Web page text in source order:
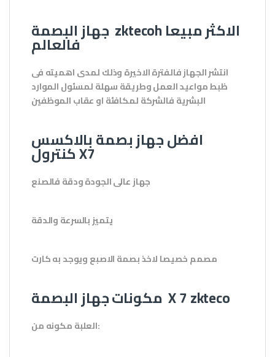
جهاز البصمة zktecoh الاكثر مبيعا
فالعالم
انتشر الجهاز فالفترة الاخيرة وذلك لمدى اهميته فى
ظبط مواعيد العمل وطريقة سهلة لمسئول الموارد
البشرية فالشركة لمكافئة او عقاب الموظفين
افضل جهاز بصمة بالاكسس
كنترول X7
جهاز عالى الجودة ودقة فالصنع
يتميز بالسرعة والدقة
مصمم خصيصا لاخذ بصمة الاصبع ويوجد به كارت
مكونات جهاز البصمة X 7 zkteco
العلبة مكونه من: